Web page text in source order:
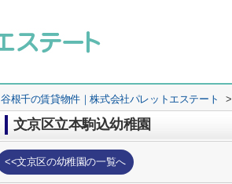
谷根千の賃貸物件｜株式会社パレットエステート >
文京区立本駒込幼稚園
<<文京区の幼稚園の一覧へ